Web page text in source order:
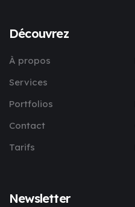
Découvrez
À propos
Services
Portfolios
Contact
Tarifs
Newsletter